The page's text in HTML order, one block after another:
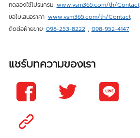
ทดลองใช้โปรแกรม: www.vsm365.com/th/Contact
ขอใบเสนอราคา: www.vsm365.com/th/Contact
ติดต่อฝ่ายขาย: 098-253-8222, 098-952-4147
แชร์บทความของเรา